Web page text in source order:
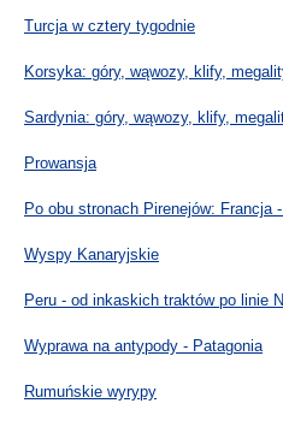
Turcja w cztery tygodnie
Korsyka: góry, wąwozy, klify,
Sardynia: góry, wąwozy, klify,
Prowansja
Po obu stronach Pirenejów: Francja
Wyspy Kanaryjskie
Peru - od inkaskich traktów po linie
Wyprawa na antypody - Patagonia
Rumuńskie wyrypy